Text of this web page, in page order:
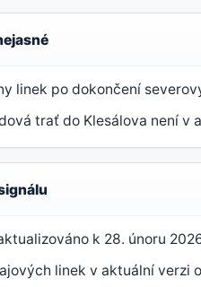
linek po dokončení
trať do Klesálova není v
k 28. únoru
linek v aktuální verzi